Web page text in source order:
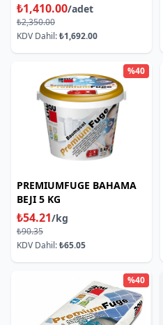
₺1,410.00/adet
₺2,350.00
KDV Dahil:₺1,692.00
%40
PREMIUMFUGE BAHAMA
BEJI 5 KG
₺54.21/kg
₺90.35
KDV Dahil:₺65.05
%40